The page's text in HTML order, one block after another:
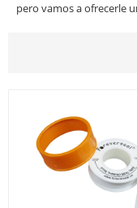
pero vamos a ofrecerle